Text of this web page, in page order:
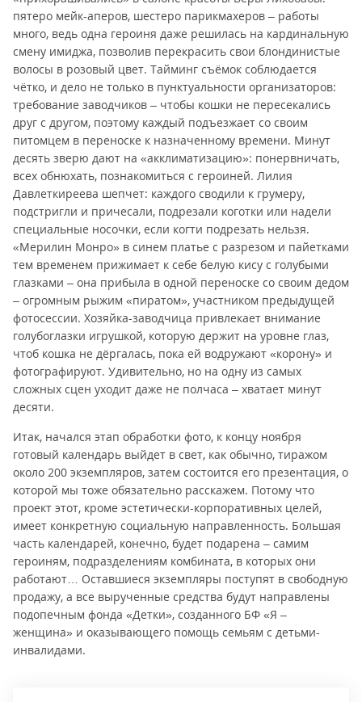
пятеро мейк-аперов, шестеро парикмахеров – работы
много, ведь одна героиня даже решилась на кардинальную
смену имиджа, позволив перекрасить свои блондинистые
волосы в розовый цвет. Тайминг съёмок соблюдается
чётко, и дело не только в пунктуальности организаторов:
требование заводчиков – чтобы кошки не пересекались
друг с другом, поэтому каждый подъезжает со своим
питомцем в переноске к назначенному времени. Минут
десять зверю дают на «акклиматизацию»: понервничать,
всех обнюхать, познакомиться с героиней. Лилия
Давлеткиреева шепчет: каждого сводили к грумеру,
подстригли и причесали, подрезали коготки или надели
специальные носочки, если когти подрезать нельзя.
«Мерилин Монро» в синем платье с разрезом и пайетками
тем временем прижимает к себе белую кису с голубыми
глазками – она прибыла в одной переноске со своим дедом
– огромным рыжим «пиратом», участником предыдущей
фотосессии. Хозяйка-заводчица привлекает внимание
голубоглазки игрушкой, которую держит на уровне глаз,
чтоб кошка не дёргалась, пока ей водружают «корону» и
фотографируют. Удивительно, но на одну из самых
сложных сцен уходит даже не полчаса – хватает минут
десяти.
Итак, начался этап обработки фото, к концу ноября
готовый календарь выйдет в свет, как обычно, тиражом
около 200 экземпляров, затем состоится его презентация, о
которой мы тоже обязательно расскажем. Потому что
проект этот, кроме эстетически-корпоративных целей,
имеет конкретную социальную направленность. Большая
часть календарей, конечно, будет подарена – самим
героиням, подразделениям комбината, в которых они
работают… Оставшиеся экземпляры поступят в свободную
продажу, а все вырученные средства будут направлены
подопечным фонда «Детки», созданного БФ «Я –
женщина» и оказывающего помощь семьям с детьми-
инвалидами.